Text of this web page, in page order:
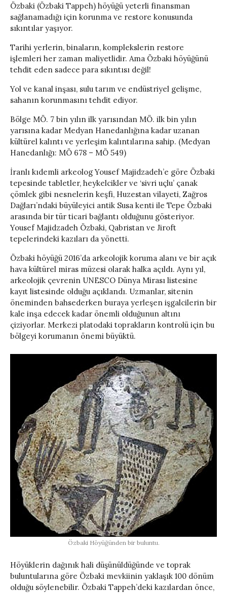
Özbaki (Özbaki Tappeh) höyüğü yeterli finansman
sağlanamadığı için korunma ve restore konusunda
sıkıntılar yaşıyor.
Tarihi yerlerin, binaların, komplekslerin restore
işlemleri her zaman maliyetlidir. Ama Özbaki höyüğünü
tehdit eden sadece para sıkıntısı değil!
Yol ve kanal inşası, sulu tarım ve endüstriyel gelişme,
sahanın korunmasını tehdit ediyor.
Bölge MÖ. 7 bin yılın ilk yarısından MÖ. ilk bin yılın
yarısına kadar Medyan Hanedanlığına kadar uzanan
kültürel kalıntı ve yerleşim kalıntılarına sahip. (Medyan
Hanedanlığı: MÖ 678 – MÖ 549)
İranlı kıdemli arkeolog Yousef Majidzadeh’e göre Özbaki
tepesinde tabletler, heykelcikler ve ‘sivri uçlu’ çanak
çömlek gibi nesnelerin keşfi, Huzestan vilayeti, Zağros
Dağları’ndaki büyüleyici antik Susa kenti ile Tepe Özbaki
arasında bir tür ticari bağlantı olduğunu gösteriyor.
Yousef Majidzadeh Özbaki, Qabristan ve Jiroft
tepelerindeki kazıları da yönetti.
Özbaki höyüğü 2016’da arkeolojik koruma alanı ve bir açık
hava kültürel miras müzesi olarak halka açıldı. Aynı yıl,
arkeolojik çevrenin UNESCO Dünya Mirası listesine
kayıt listesinde olduğu açıklandı. Uzmanlar, sitenin
öneminden bahsederken buraya yerleşen işgalcilerin bir
kale inşa edecek kadar önemli olduğunun altını
çiziyorlar. Merkezi platodaki toprakların kontrolü için bu
bölgeyi korumanın önemi büyüktü.
Özbaki Höyüğünden bir buluntu.
Höyüklerin dağınık hali düşünüldüğünde ve toprak
buluntularına göre Özbaki mevkiinin yaklaşık 100 dönüm
olduğu söylenebilir. Özbaki Tappeh’deki kazılardan önce,